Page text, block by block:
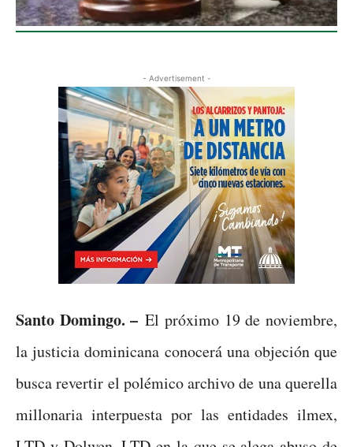
- Advertisement -
Santo Domingo. –El próximo 19 de noviembre,
la justicia dominicana conocerá una objeción que
busca revertir el polémico archivo de una querella
millonaria interpuesta por las entidades ilmex,